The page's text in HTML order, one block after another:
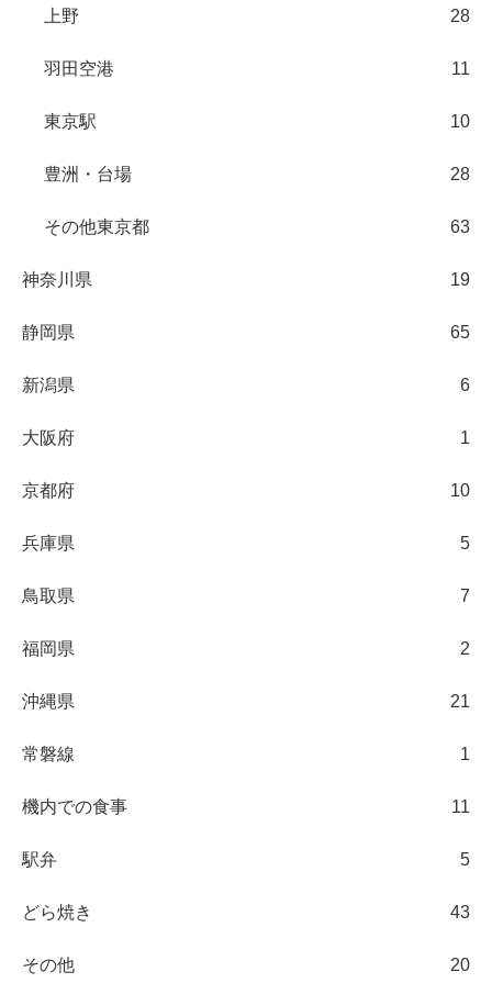
上野 28
羽田空港 11
東京駅 10
豊洲・台場 28
その他東京都 63
神奈川県 19
静岡県 65
新潟県 6
大阪府 1
京都府 10
兵庫県 5
鳥取県 7
福岡県 2
沖縄県 21
常磐線 1
機内での食事 11
駅弁 5
どら焼き 43
その他 20